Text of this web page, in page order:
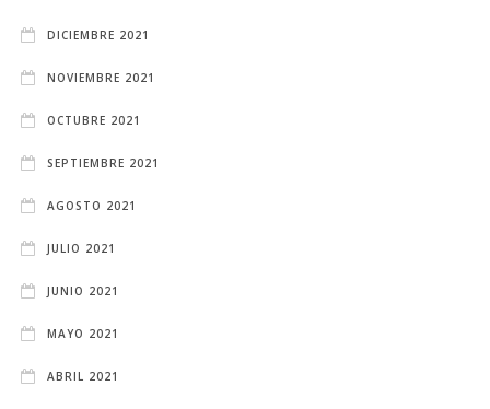
DICIEMBRE 2021
NOVIEMBRE 2021
OCTUBRE 2021
SEPTIEMBRE 2021
AGOSTO 2021
JULIO 2021
JUNIO 2021
MAYO 2021
ABRIL 2021